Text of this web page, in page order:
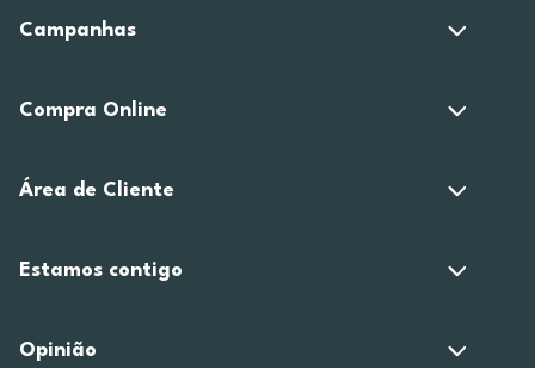
Campanhas
Compra Online
Área de Cliente
Estamos contigo
Opinião